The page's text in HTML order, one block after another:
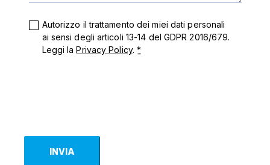
Autorizzo il trattamento dei miei dati personali
ai sensi degli articoli 13-14 del GDPR 2016/679.
Leggi laPrivacy Policy.*
INVIA